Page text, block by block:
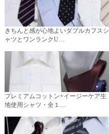
きちんと感が心地よいダブルカフスシ
ャツとワンランクU…
プレミアムコットン+イージーケア生
地使用シャツ・全１…